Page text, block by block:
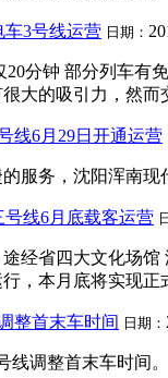
车3号线运营 日期：
分钟 部分列车有
大的吸引力，然
线6月29日开通运营
服务，沈阳浑南
线6月底载客运营
经省四大文化场
，本月底将实现
整首末车时间 日期：
线调整首末车时间